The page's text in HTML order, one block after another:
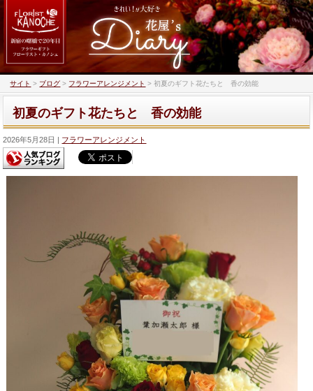
サイト > ブログ > フラワーアレンジメント >初夏のギフト花たちと 香の効能
初夏のギフト花たちと 香の効能
2026年5月28日 フラワーアレンジメント